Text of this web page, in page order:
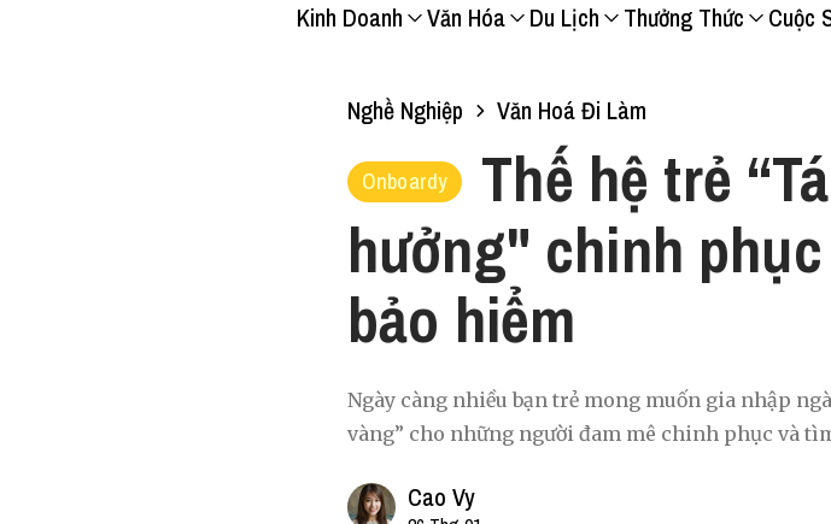
Kinh Doanh Văn Hóa Du Lịch Thưởng Thức Cuộc
Nghề Nghiệp Văn Hoá Đi Làm
Onboardy
Thế hệ trẻ
hưởng" chinh
bảo hiểm
Ngày càng nhiều bạn trẻ mong muốn gia nhập
vàng” cho những người đam mê chinh phục và
Cao Vy